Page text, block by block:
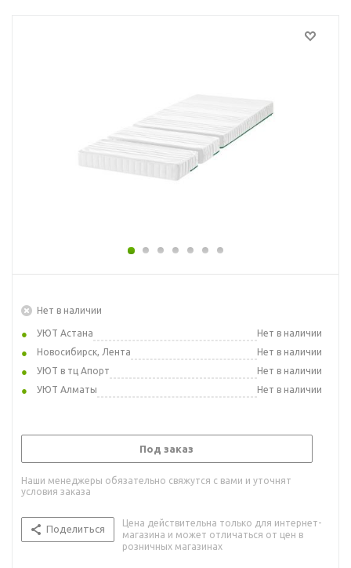
Нет в наличии
УЮТ Астана
Нет в наличии
Новосибирск, Лента
Нет в наличии
УЮТ в тц Апорт
Нет в наличии
УЮТ Алматы
Нет в наличии
Под заказ
Наши менеджеры обязательно свяжутся с вами и уточнят
условия заказа
Поделиться
Цена действительна только для интернет-
магазина и может отличаться от цен в
розничных магазинах